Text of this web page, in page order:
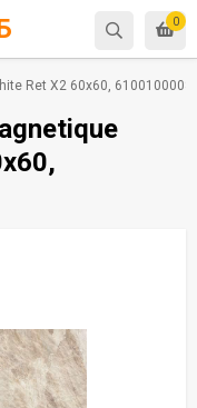
0
Ret X2 60x60,